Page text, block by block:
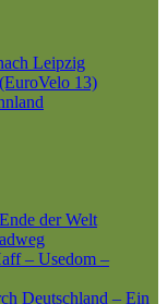
Leipzig
13)
der Welt
– Usedom –
Deutschland – Ein